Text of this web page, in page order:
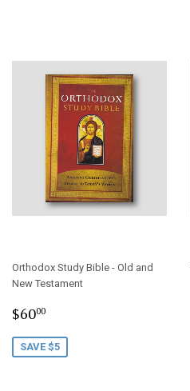
Orthodox Study Bible - Old and
New Testament
Sale
$6000
SAVE $5